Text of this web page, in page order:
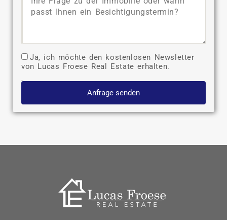
Ja, ich möchte den kostenlosen Newsletter
von Lucas Froese Real Estate erhalten.
Anfrage senden